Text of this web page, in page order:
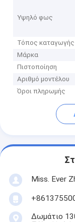
Υψηλό φως
Τόπος καταγωγής
Μάρκα
Πιστοποίηση
Αριθμό μοντέλου
Όροι πληρωμής
Miss. Ever
Δωμάτιο